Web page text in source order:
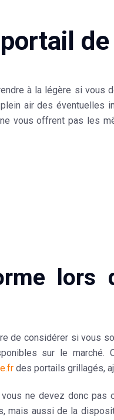
à la légère si vous
air des éventuelles
vous offrent pas les
lors
de considérer si vous
sur le
des portails grillagés,
ne devez donc pas
mais aussi de la